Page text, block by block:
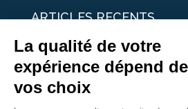
ARTICLES RECENTS
25 idées de vérandas design
Un été pour une véranda
Portes Ouvertes Véranda
Une ombre avec une pergola